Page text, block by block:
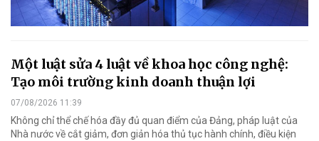
Một luật sửa 4 luật về khoa học công nghệ:
Tạo môi trường kinh doanh thuận lợi
07/08/2026 11:39
Không chỉ thể chế hóa đầy đủ quan điểm của Đảng, pháp luật của
Nhà nước về cắt giảm, đơn giản hóa thủ tục hành chính, điều kiện